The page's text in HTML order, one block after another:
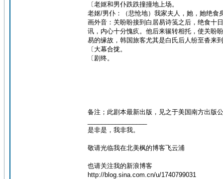
〔老妪和男仆跌跌撞撞地上场。
老妪/男仆：（悲怆地）我家夫人，她，她绝食
画外音：关盼盼接到白居易诗笺之后，绝食十
讯，内心十分愧疚。他后来辗转相托，使关盼
易的缘故，韩国旅客尤其是白氏后人纷至沓来
〔大幕合拢。
〔剧终。
备注；此剧本最新出版，见之于美国南方出版
是非是，我非我。
敬请光临我在北美枫的博客飞云浦
也请关注我的新浪博客
http://blog.sina.com.cn/u/1740799031